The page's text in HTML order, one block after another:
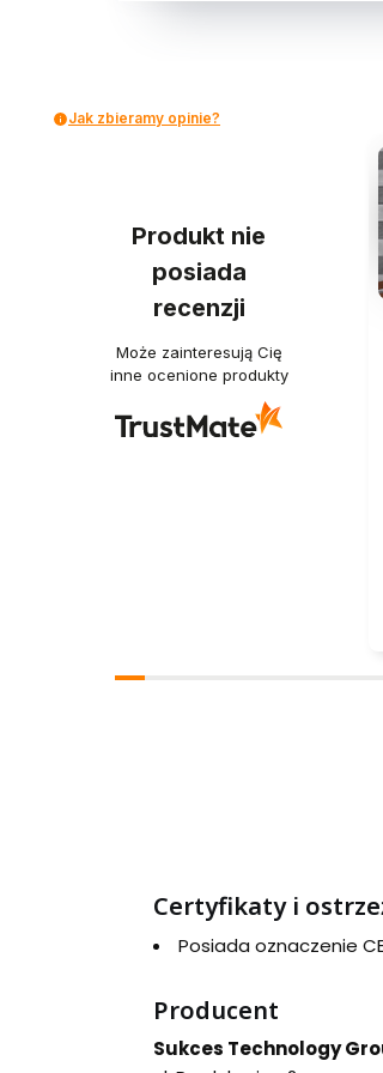
Jak zbieramy opinie?
Produkt nie
posiada
recenzji
Może zainteresują Cię
inne ocenione produkty
Certyfikaty i
Posiada oznaczenie
Producent
Sukces Technology